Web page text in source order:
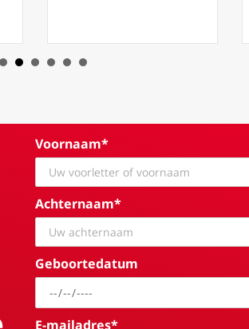
Voornaam*
Achternaam*
Geboortedatum
E-mailadres*